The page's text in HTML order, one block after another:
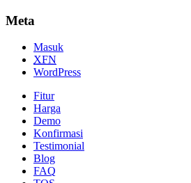
Meta
Masuk
XFN
WordPress
Fitur
Harga
Demo
Konfirmasi
Testimonial
Blog
FAQ